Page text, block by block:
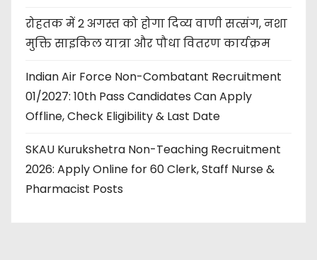
रोहतक में 2 अगस्त को होगा दिव्य वाणी सत्संग, नशा
मुक्ति साइकिल यात्रा और पौधा वितरण कार्यक्रम
Indian Air Force Non-Combatant Recruitment
01/2027: 10th Pass Candidates Can Apply
Offline, Check Eligibility & Last Date
SKAU Kurukshetra Non-Teaching Recruitment
2026: Apply Online for 60 Clerk, Staff Nurse &
Pharmacist Posts